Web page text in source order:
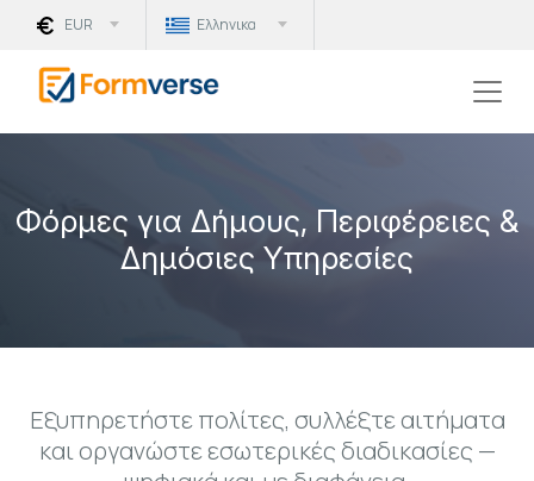
EUR Ελληνικα
Φόρμες για Δήμους, Περιφέρειες &
Δημόσιες Υπηρεσίες
Εξυπηρετήστε πολίτες, συλλέξτε αιτήματα
και οργανώστε εσωτερικές διαδικασίες —